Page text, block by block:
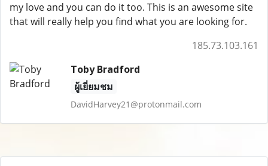
my love and you can do it too. This is an awesome site
that will really help you find what you are looking for.
185.73.103.161
Toby Bradford
ผู้เยี่ยมชม
DavidHarvey21@protonmail.com